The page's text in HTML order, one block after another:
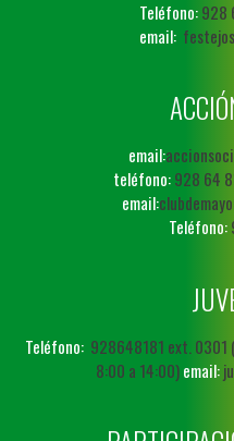
Teléfono:928
email:
email:
teléfono:928 64
email:
Teléfono:
Teléfono: 928648181 ext. 0301
8:00 a 14:00)email: